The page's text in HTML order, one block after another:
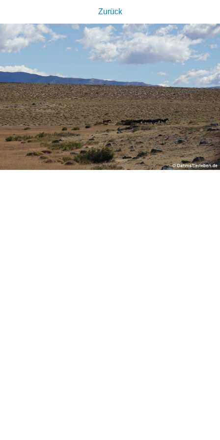
Zurück